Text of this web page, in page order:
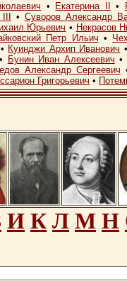
• Екатерина II •
• Суворов Александр
Юрьевич • Некрасов
Петр Ильич •
• Куинджи Архип Иванович
• Бунин Иван Алексеевич •
Александр Сергеевич
Григорьевич •
И К Л М Н